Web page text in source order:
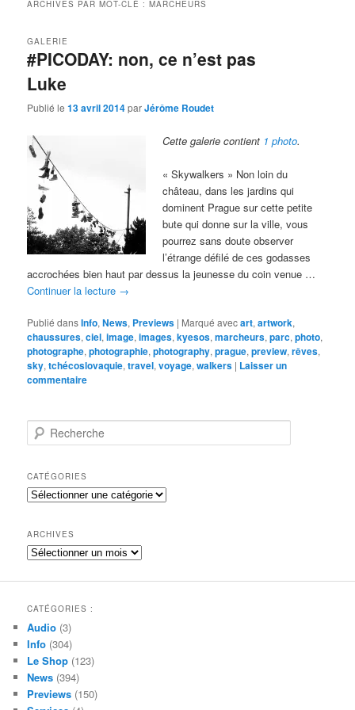
ARCHIVES PAR MOT-CLÉ :MARCHEURS
#PICODAY: non, ce n’est pas
Luke
GALERIE
Publié le13 avril 2014parJérôme Roudet
Cette galerie contient 1 photo.
« Skywalkers » Non loin du
château, dans les jardins qui
dominent Prague sur cette petite
bute qui donne sur la ville, vous
pourrez sans doute observer
l’étrange défilé de ces godasses
accrochées bien haut par dessus la jeunesse du coin venue …
Continuer la lecture →
Publié dansInfo,News, Previews | Marqué avecart,artwork,
chaussures,ciel,image,images,kyesos,marcheurs,parc,photo,
photographe,photographie,photography,prague,preview,rêves,
sky,tchécoslovaquie,travel,voyage,walkers | Laisser un
commentaire
e
h
e
r
h
e
CATÉGORIES
Catégories
ARCHIVES
Archives
CATÉGORIES :
Audio (3)
Info (304)
Le Shop (123)
News (394)
Previews (150)